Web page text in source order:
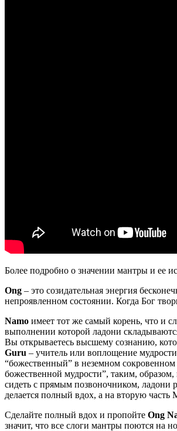
Более подробно о значении мантры и ее
Ong – это созидательная энергия
непроявленном состоянии. Когда Бог
Namo имеет тот же самый корень, что и
выполнении которой ладони
Вы открываетесь высшему сознанию,
Guru – учитель или воплощение
“божественный” в неземном
божественной мудрости”, таким,
сидеть с прямым позвоночником,
делается полный вдох, а на вторую часть
Сделайте полный вдох и пропойте Ong
значит, что все слоги мантры поются на